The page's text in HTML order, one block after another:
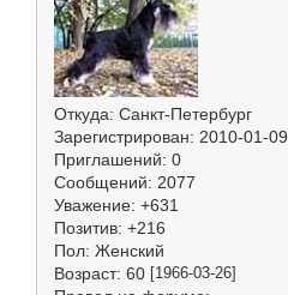
Откуда: Санкт-Петербург
Зарегистрирован: 2010-01-09
Приглашений: 0
Сообщений: 2077
Уважение: +631
Позитив: +216
Пол: Женский
Возраст: 60 [1966-03-26]